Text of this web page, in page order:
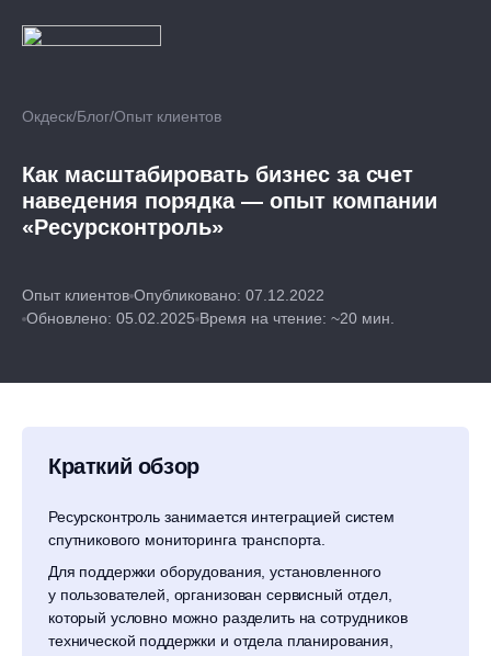
Окдеск/Блог/Опыт клиентов
Как масштабировать бизнес за счет
наведения порядка — опыт компании
«Ресурсконтроль»
Опыт клиентов Опубликовано: 07.12.2022
Обновлено: 05.02.2025 Время на чтение: ~20 мин.
Краткий обзор
Ресурсконтроль занимается интеграцией систем
спутникового мониторинга транспорта.
Для поддержки оборудования, установленного
у пользователей, организован сервисный отдел,
который условно можно разделить на сотрудников
технической поддержки и отдела планирования,